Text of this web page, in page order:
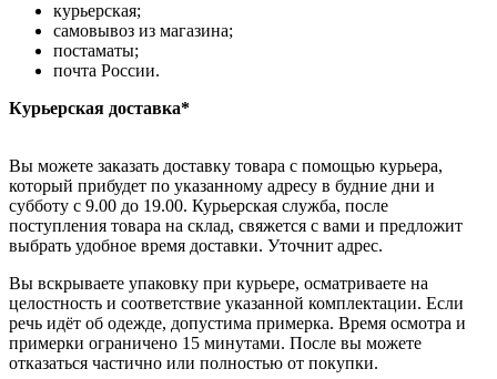
курьерская;
самовывоз из магазина;
постаматы;
почта России.
Курьерская доставка*
Вы можете заказать доставку товара с помощью курьера,
который прибудет по указанному адресу в будние дни и
субботу с 9.00 до 19.00. Курьерская служба, после
поступления товара на склад, свяжется с вами и предложит
выбрать удобное время доставки. Уточнит адрес.
Вы вскрываете упаковку при курьере, осматриваете на
целостность и соответствие указанной комплектации. Если
речь идёт об одежде, допустима примерка. Время осмотра и
примерки ограничено 15 минутами. После вы можете
отказаться частично или полностью от покупки.